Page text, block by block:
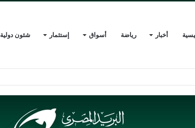
أخبار رياضة أسواق إستثمار شئون دولية